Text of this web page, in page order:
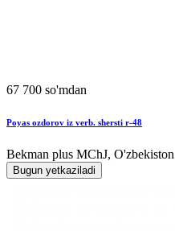
67 700 so'mdan
Poyas ozdorov iz verb. shersti r-48
Bekman plus MChJ, O'zbekiston
Bugun yetkaziladi